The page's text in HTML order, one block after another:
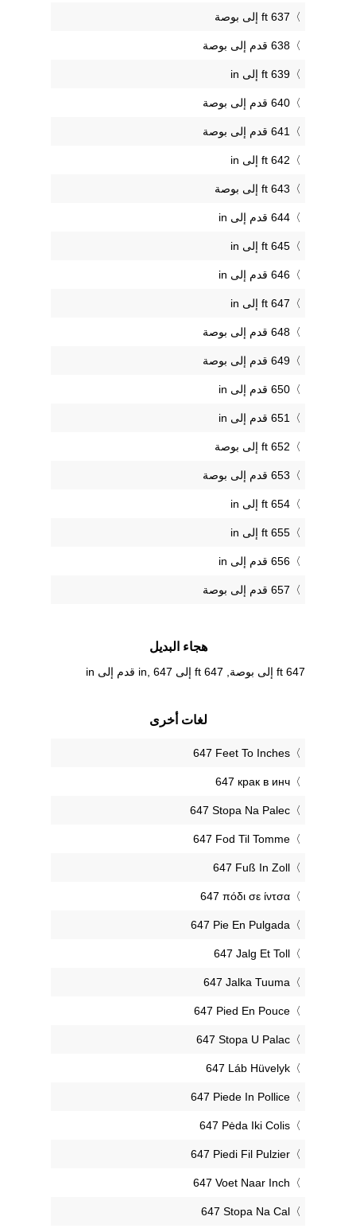
637 ft إلى بوصة
638 قدم إلى بوصة
639 ft إلى in
640 قدم إلى بوصة
641 قدم إلى بوصة
642 ft إلى in
643 ft إلى بوصة
644 قدم إلى in
645 ft إلى in
646 قدم إلى in
647 ft إلى in
648 قدم إلى بوصة
649 قدم إلى بوصة
650 قدم إلى in
651 قدم إلى in
652 ft إلى بوصة
653 قدم إلى بوصة
654 ft إلى in
655 ft إلى in
656 قدم إلى in
657 قدم إلى بوصة
هجاء البديل
647 ft إلى بوصة, 647 ft إلى in, 647 قدم إلى in
لغات أخرى
‎647 Feet To Inches
‎647 крак в инч
‎647 Stopa Na Palec
‎647 Fod Til Tomme
‎647 Fuß In Zoll
‎647 πόδι σε ίντσα
‎647 Pie En Pulgada
‎647 Jalg Et Toll
‎647 Jalka Tuuma
‎647 Pied En Pouce
‎647 Stopa U Palac
‎647 Láb Hüvelyk
‎647 Piede In Pollice
‎647 Pėda Iki Colis
‎647 Piedi Fil Pulzier
‎647 Voet Naar Inch
‎647 Stopa Na Cal